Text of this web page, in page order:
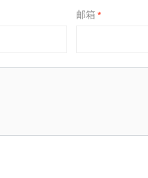
邮箱 *